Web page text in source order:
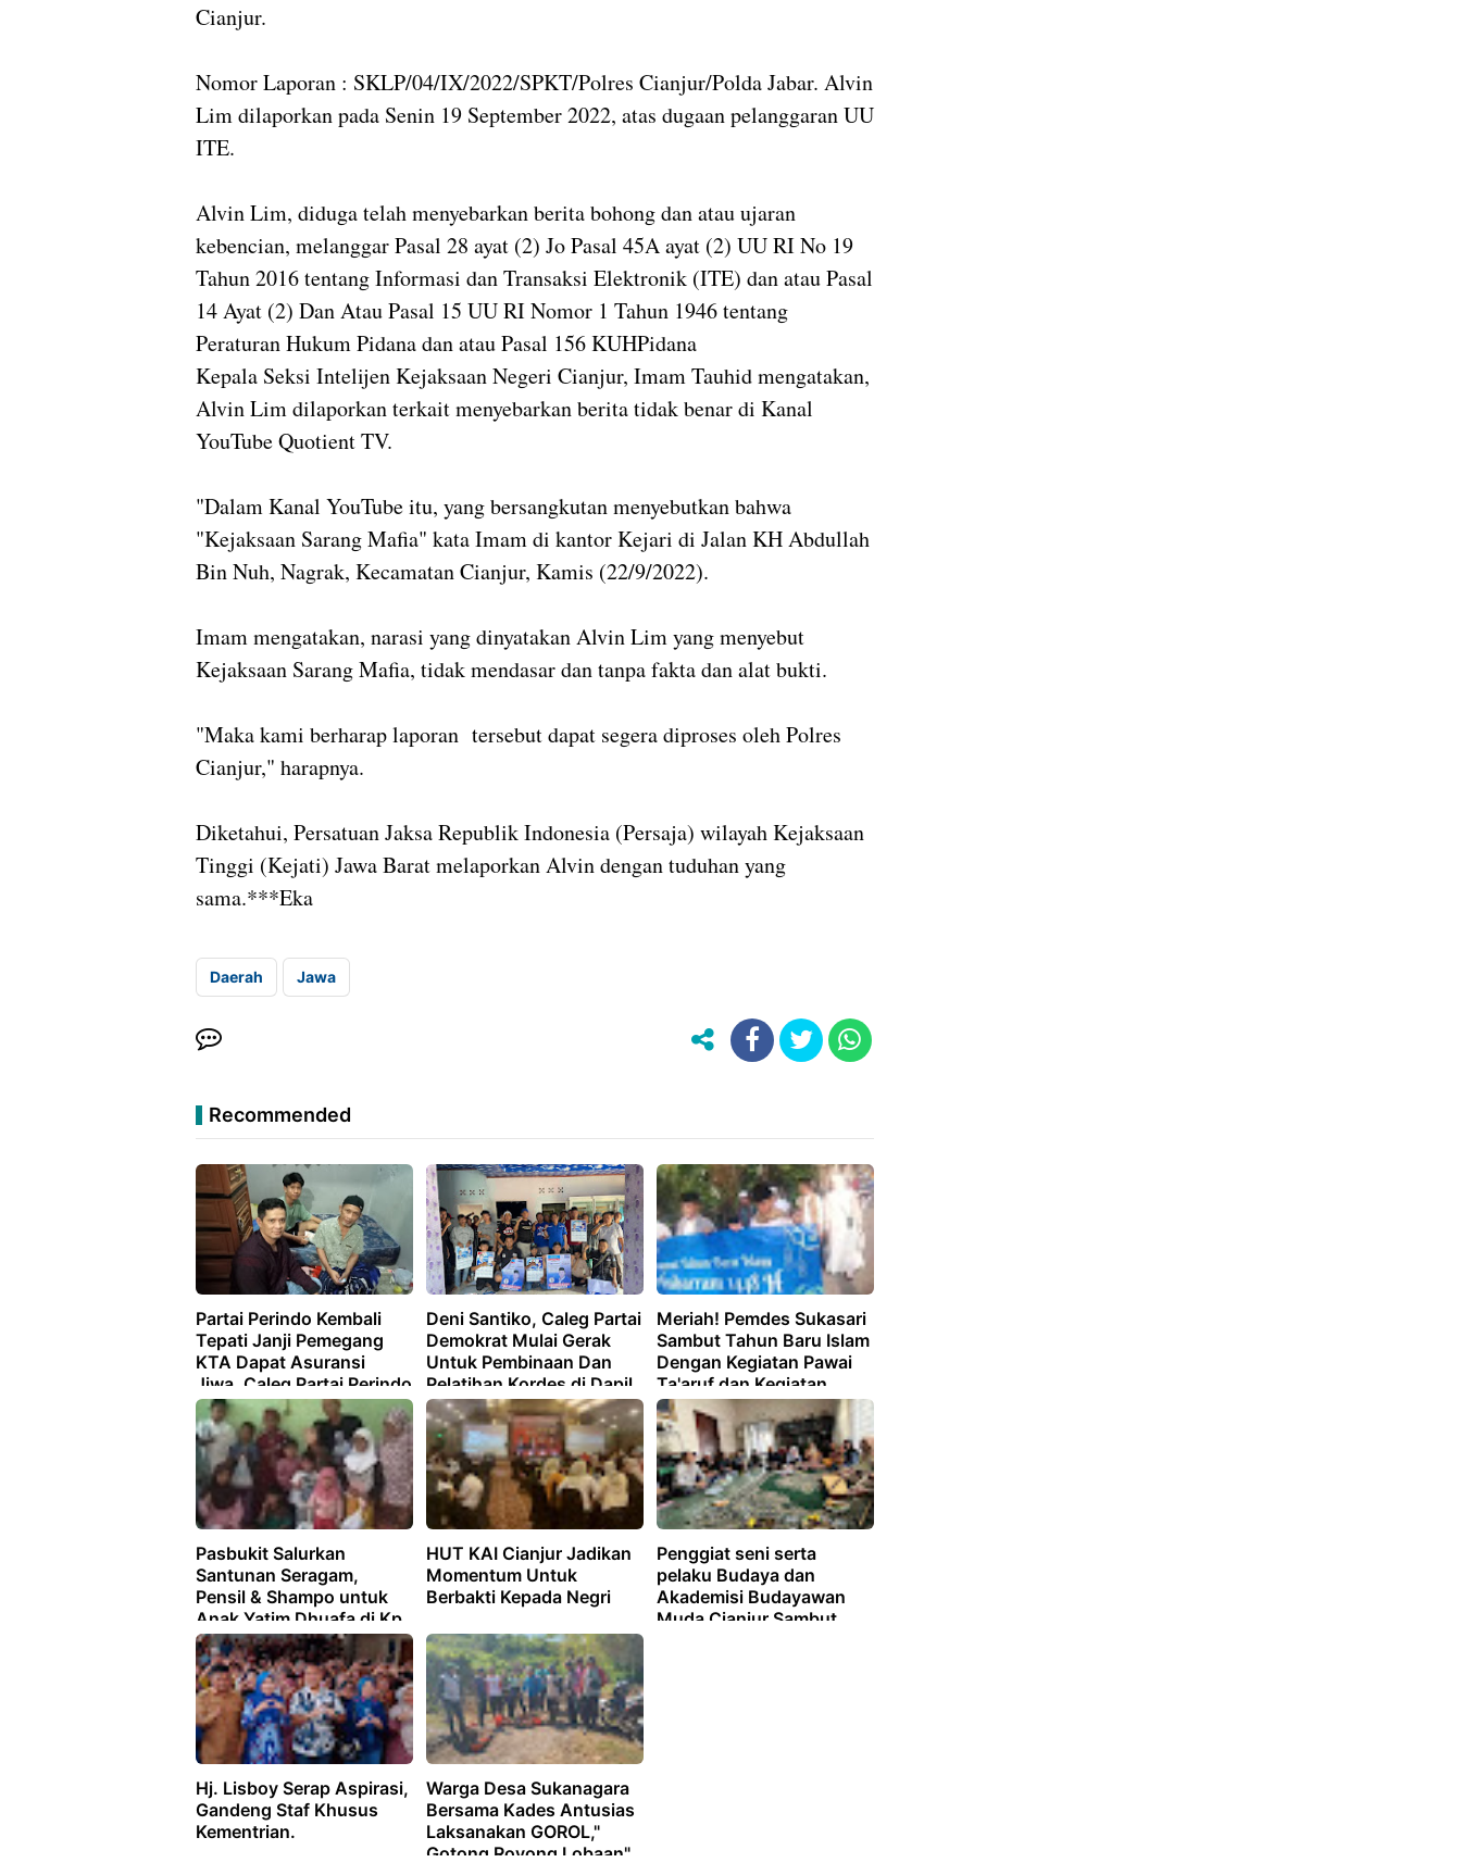
Cianjur.
Nomor Laporan : SKLP/04/IX/2022/SPKT/Polres Cianjur/Polda Jabar. Alvin
Lim dilaporkan pada Senin 19 September 2022, atas dugaan pelanggaran UU
ITE.
Alvin Lim, diduga telah menyebarkan berita bohong dan atau ujaran
kebencian, melanggar Pasal 28 ayat (2) Jo Pasal 45A ayat (2) UU RI No 19
Tahun 2016 tentang Informasi dan Transaksi Elektronik (ITE) dan atau Pasal
14 Ayat (2) Dan Atau Pasal 15 UU RI Nomor 1 Tahun 1946 tentang
Peraturan Hukum Pidana dan atau Pasal 156 KUHPidana
Kepala Seksi Intelijen Kejaksaan Negeri Cianjur, Imam Tauhid mengatakan,
Alvin Lim dilaporkan terkait menyebarkan berita tidak benar di Kanal
YouTube Quotient TV.
"Dalam Kanal YouTube itu, yang bersangkutan menyebutkan bahwa
"Kejaksaan Sarang Mafia" kata Imam di kantor Kejari di Jalan KH Abdullah
Bin Nuh, Nagrak, Kecamatan Cianjur, Kamis (22/9/2022).
Imam mengatakan, narasi yang dinyatakan Alvin Lim yang menyebut
Kejaksaan Sarang Mafia, tidak mendasar dan tanpa fakta dan alat bukti.
"Maka kami berharap laporan tersebut dapat segera diproses oleh Polres
Cianjur," harapnya.
Diketahui, Persatuan Jaksa Republik Indonesia (Persaja) wilayah Kejaksaan
Tinggi (Kejati) Jawa Barat melaporkan Alvin dengan tuduhan yang
sama.***Eka
Daerah Jawa
Recommended
Partai Perindo Kembali
Tepati Janji Pemegang
KTA Dapat Asuransi
Jiwa, Caleg Partai Perindo
Soni Farhan Datangi
Korban Kecelakaan
Tunggal
Deni Santiko, Caleg Partai
Demokrat Mulai Gerak
Untuk Pembinaan Dan
Pelatihan Kordes di Dapil
2
Meriah! Pemdes Sukasari
Sambut Tahun Baru Islam
Dengan Kegiatan Pawai
Ta'aruf dan Kegiatan
Lainnya
Pasbukit Salurkan
Santunan Seragam,
Pensil & Shampo untuk
Anak Yatim Dhuafa di Kp.
Margaluyu Cianjur
HUT KAI Cianjur Jadikan
Momentum Untuk
Berbakti Kepada Negri
Penggiat seni serta
pelaku Budaya dan
Akademisi Budayawan
Muda Cianjur Sambut
Hj. Lisboy Serap Aspirasi,
Gandeng Staf Khusus
Kementrian.
Warga Desa Sukanagara
Bersama Kades Antusias
Laksanakan GOROL,"
Gotong Royong Lobaan".